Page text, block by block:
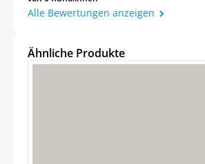
Alle Bewertungen anzeigen
Ähnliche Produkte